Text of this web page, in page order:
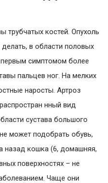
трубчатых костей. Опухоль
в области половых
симптомом более
пальцев ног. На мелких
наросты. Артроз
нный вид
сустава большого
может подобрать обувь,
назад кошка (6, домашняя,
поверхностях – не
Чаще они